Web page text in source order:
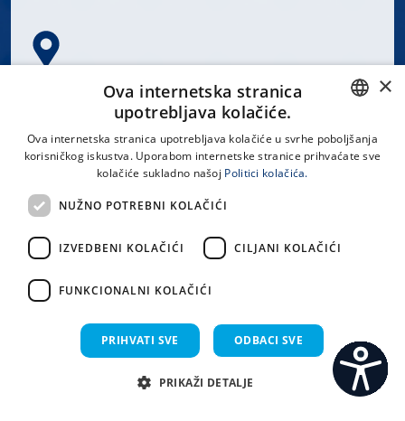
Spinčićeva 1, 21000 Split
LINKOVI
Uvjeti korištenja
CROATIAN
×
Ova internetska stranica
upotrebljava kolačiće.
Ova internetska stranica upotrebljava kolačiće u svrhe poboljšanja
korisničkog iskustva. Uporabom internetske stranice prihvaćate sve
kolačiće sukladno našoj Politici kolačića.
NUŽNO POTREBNI KOLAČIĆI
IZVEDBENI KOLAČIĆI CILJANI KOLAČIĆI
FUNKCIONALNI KOLAČIĆI
PRIHVATI SVE ODBACI SVE
PRIKAŽI DETALJE